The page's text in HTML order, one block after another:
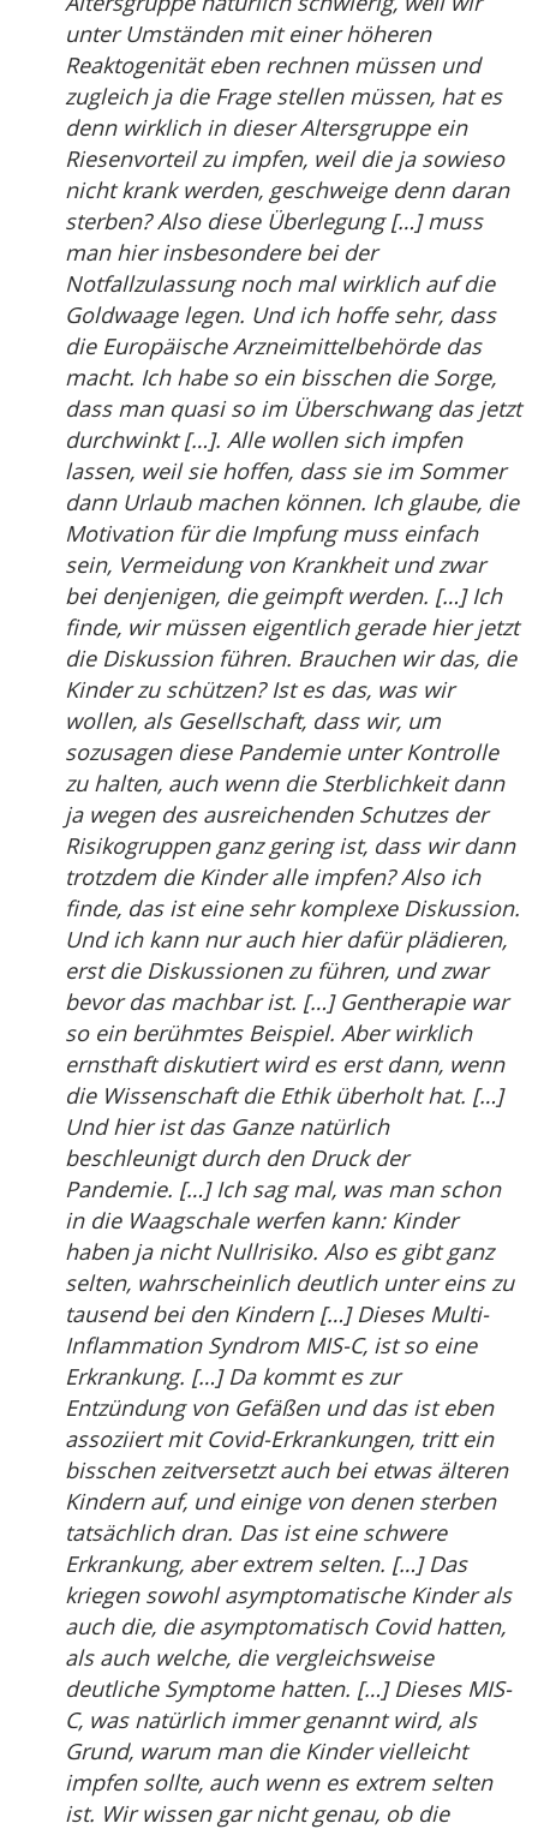
unter Umständen mit einer höheren
Reaktogenität eben rechnen müssen und
zugleich ja die Frage stellen müssen, hat es
denn wirklich in dieser Altersgruppe ein
Riesenvorteil zu impfen, weil die ja sowieso
nicht krank werden, geschweige denn daran
sterben? Also diese Überlegung […] muss
man hier insbesondere bei der
Notfallzulassung noch mal wirklich auf die
Goldwaage legen. Und ich hoffe sehr, dass
die Europäische Arzneimittelbehörde das
macht. Ich habe so ein bisschen die Sorge,
dass man quasi so im Überschwang das jetzt
durchwinkt […]. Alle wollen sich impfen
lassen, weil sie hoffen, dass sie im Sommer
dann Urlaub machen können. Ich glaube, die
Motivation für die Impfung muss einfach
sein, Vermeidung von Krankheit und zwar
bei denjenigen, die geimpft werden. […] Ich
finde, wir müssen eigentlich gerade hier jetzt
die Diskussion führen. Brauchen wir das, die
Kinder zu schützen? Ist es das, was wir
wollen, als Gesellschaft, dass wir, um
sozusagen diese Pandemie unter Kontrolle
zu halten, auch wenn die Sterblichkeit dann
ja wegen des ausreichenden Schutzes der
Risikogruppen ganz gering ist, dass wir dann
trotzdem die Kinder alle impfen? Also ich
finde, das ist eine sehr komplexe Diskussion.
Und ich kann nur auch hier dafür plädieren,
erst die Diskussionen zu führen, und zwar
bevor das machbar ist. […] Gentherapie war
so ein berühmtes Beispiel. Aber wirklich
ernsthaft diskutiert wird es erst dann, wenn
die Wissenschaft die Ethik überholt hat. […]
Und hier ist das Ganze natürlich
beschleunigt durch den Druck der
Pandemie. […] Ich sag mal, was man schon
in die Waagschale werfen kann: Kinder
haben ja nicht Nullrisiko. Also es gibt ganz
selten, wahrscheinlich deutlich unter eins zu
tausend bei den Kindern […] Dieses Multi-
Inflammation Syndrom MIS-C, ist so eine
Erkrankung. […] Da kommt es zur
Entzündung von Gefäßen und das ist eben
assoziiert mit Covid-Erkrankungen, tritt ein
bisschen zeitversetzt auch bei etwas älteren
Kindern auf, und einige von denen sterben
tatsächlich dran. Das ist eine schwere
Erkrankung, aber extrem selten. […] Das
kriegen sowohl asymptomatische Kinder als
auch die, die asymptomatisch Covid hatten,
als auch welche, die vergleichsweise
deutliche Symptome hatten. […] Dieses MIS-
C, was natürlich immer genannt wird, als
Grund, warum man die Kinder vielleicht
impfen sollte, auch wenn es extrem selten
ist. Wir wissen gar nicht genau, ob die